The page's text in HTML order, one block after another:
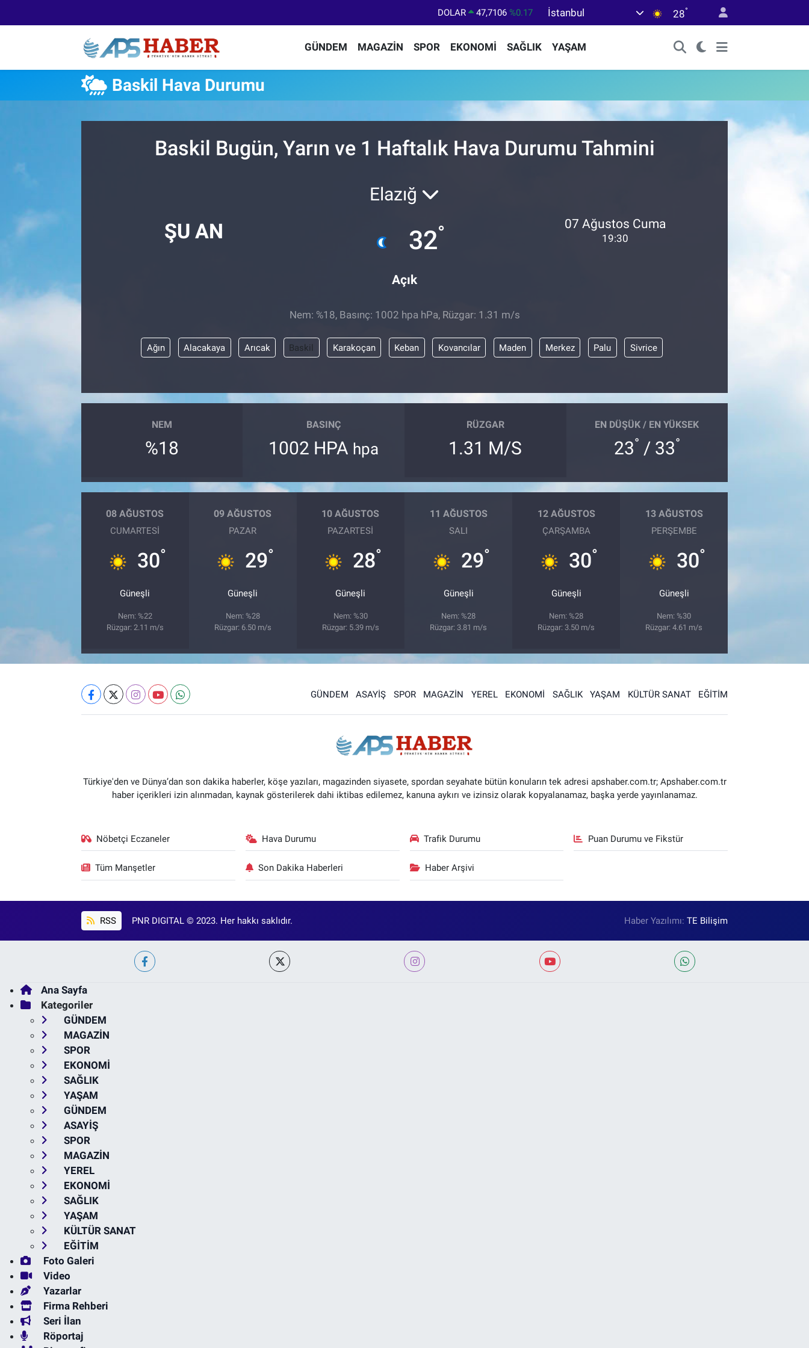
DOLAR 47,7106 %0.17
BİST100
13.773 %-19
BITCOIN
65.130,04 %1.2
İstanbul 28°
GÜNDEM MAGAZİN SPOR EKONOMİ SAĞLIK YAŞAM
Baskil Hava Durumu
Baskil Bugün, Yarın ve 1 Haftalık Hava Durumu Tahmini
ŞU AN
Elazığ
32°
Açık
07 Ağustos Cuma
19:30
Nem: %18, Basınç: 1002 hpa hPa, Rüzgar: 1.31 m/s
Ağın Alacakaya Arıcak Baskil Karakoçan Keban Kovancılar Maden Merkez Palu Sivrice
NEM
%18
BASINÇ
1002 HPA hpa
RÜZGAR
1.31 M/S
EN DÜŞÜK / EN YÜKSEK
23° / 33°
08 AĞUSTOS
CUMARTESI
30°
Güneşli
Nem: %22
Rüzgar: 2.11 m/s
09 AĞUSTOS
PAZAR
29°
Güneşli
Nem: %28
Rüzgar: 6.50 m/s
10 AĞUSTOS
PAZARTESI
28°
Güneşli
Nem: %30
Rüzgar: 5.39 m/s
11 AĞUSTOS
SALI
29°
Güneşli
Nem: %28
Rüzgar: 3.81 m/s
12 AĞUSTOS
ÇARŞAMBA
30°
Güneşli
Nem: %28
Rüzgar: 3.50 m/s
13 AĞUSTOS
PERŞEMBE
30°
Güneşli
Nem: %30
Rüzgar: 4.61 m/s
GÜNDEM ASAYİŞ SPOR MAGAZİN YEREL EKONOMİ SAĞLIK YAŞAM KÜLTÜR SANAT EĞİTİM
Türkiye'den ve Dünya’dan son dakika haberler, köşe yazıları, magazinden siyasete, spordan seyahate bütün konuların tek adresi apshaber.com.tr; Apshaber.com.tr
haber içerikleri izin alınmadan, kaynak gösterilerek dahi iktibas edilemez, kanuna aykırı ve izinsiz olarak kopyalanamaz, başka yerde yayınlanamaz.
Nöbetçi Eczaneler Hava Durumu Trafik Durumu Puan Durumu ve Fikstür
Tüm Manşetler Son Dakika Haberleri Haber Arşivi
RSS PNR DIGITAL © 2023. Her hakkı saklıdır. Haber Yazılımı:TE Bilişim
Ana Sayfa
Kategoriler
GÜNDEM
MAGAZİN
SPOR
EKONOMİ
SAĞLIK
YAŞAM
GÜNDEM
ASAYİŞ
SPOR
MAGAZİN
YEREL
EKONOMİ
SAĞLIK
YAŞAM
KÜLTÜR SANAT
EĞİTİM
Foto Galeri
Video
Yazarlar
Firma Rehberi
Seri İlan
Röportaj